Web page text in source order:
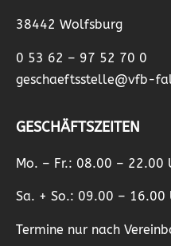
38442 Wolfsburg
0 53 62 – 97 52 70 0
geschaeftsstelle@vfb-
GESCHÄFTSZEITEN
Mo. – Fr.: 08.00 – 22.00
Sa. + So.: 09.00 – 16.00
Termine nur nach